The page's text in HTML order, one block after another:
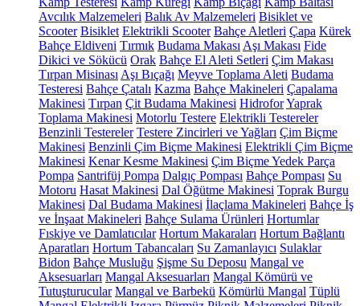
Avcılık Malzemeleri Balık Av Malzemeleri Bisiklet ve
Scooter Bisiklet Elektrikli Scooter Bahçe Aletleri Çapa Kürek
Bahçe Eldiveni Tırmık Budama Makası Aşı Makası Fide
Dikici ve Sökücü Orak Bahçe El Aleti Setleri Çim Makası
Tırpan Misinası Aşı Bıçağı Meyve Toplama Aleti Budama
Testeresi Bahçe Çatalı Kazma Bahçe Makineleri Çapalama
Makinesi Tırpan Çit Budama Makinesi HidroforYaprak
Toplama Makinesi Motorlu Testere Elektrikli Testereler
Benzinli Testereler Testere Zincirleri ve Yağları Çim Biçme
Makinesi Benzinli Çim Biçme Makinesi Elektrikli Çim Biçme
Makinesi Kenar Kesme Makinesi Çim Biçme Yedek Parça
Pompa Santrifüj Pompa Dalgıç Pompası Bahçe Pompası Su
Motoru Hasat Makinesi Dal Öğütme Makinesi Toprak Burgu
Makinesi Dal Budama Makinesi İlaçlama Makineleri Bahçe İş
ve İnşaat Makineleri Bahçe Sulama Ürünleri Hortumlar
Fıskiye ve Damlatıcılar Hortum Makaraları Hortum Bağlantı
Aparatları Hortum Tabancaları Su Zamanlayıcı Sulaklar
Bidon Bahçe Musluğu Şişme Su Deposu Mangal ve
Aksesuarları Mangal Aksesuarları Mangal Kömürü ve
Tutuşturucular Mangal ve Barbekü Kömürlü Mangal Tüplü